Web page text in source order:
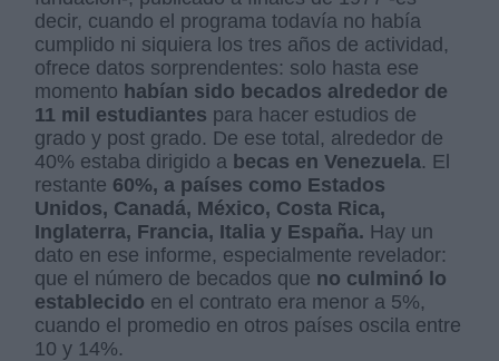
decir, cuando el programa todavía no había
cumplido ni siquiera los tres años de actividad,
ofrece datos sorprendentes: solo hasta ese
momento habían sido becados alrededor de
11 mil estudiantes para hacer estudios de
grado y post grado. De ese total, alrededor de
40% estaba dirigido a becas en Venezuela. El
restante 60%, a países como Estados
Unidos, Canadá, México, Costa Rica,
Inglaterra, Francia, Italia y España. Hay un
dato en ese informe, especialmente revelador:
que el número de becados que no culminó lo
establecido en el contrato era menor a 5%,
cuando el promedio en otros países oscila entre
10 y 14%.